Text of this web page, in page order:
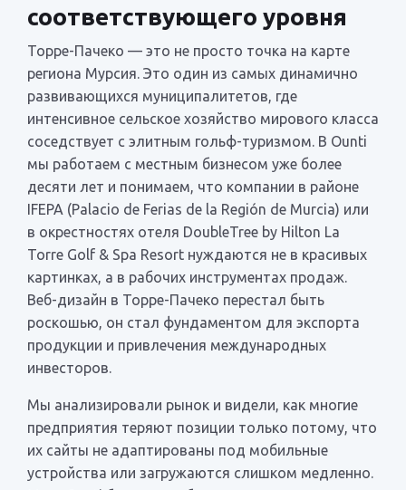
соответствующего уровня
Торре-Пачеко — это не просто точка на карте
региона Мурсия. Это один из самых динамично
развивающихся муниципалитетов, где
интенсивное сельское хозяйство мирового класса
соседствует с элитным гольф-туризмом. В Ounti
мы работаем с местным бизнесом уже более
десяти лет и понимаем, что компании в районе
IFEPA (Palacio de Ferias de la Región de Murcia) или
в окрестностях отеля DoubleTree by Hilton La
Torre Golf & Spa Resort нуждаются не в красивых
картинках, а в рабочих инструментах продаж.
Веб-дизайн в Торре-Пачеко перестал быть
роскошью, он стал фундаментом для экспорта
продукции и привлечения международных
инвесторов.
Мы анализировали рынок и видели, как многие
предприятия теряют позиции только потому, что
их сайты не адаптированы под мобильные
устройства или загружаются слишком медленно.